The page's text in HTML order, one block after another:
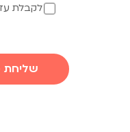
לקבלת
שליחת